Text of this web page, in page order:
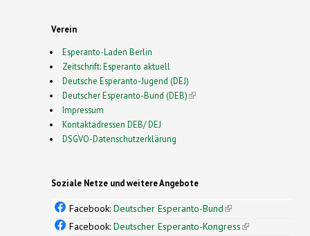
Verein
Esperanto-Laden Berlin
Zeitschrift: Esperanto aktuell
Deutsche Esperanto-Jugend (DEJ)
Deutscher Esperanto-Bund (DEB)(link is external)
Impressum
Kontaktadressen DEB/ DEJ
DSGVO-Datenschutzerklärung
Soziale Netze und weitere Angebote
Facebook: Deutscher Esperanto-Bund(link is
external)
Facebook: Deutscher Esperanto-Kongress(link is